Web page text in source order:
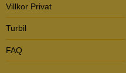
Villkor Privat
Turbil
FAQ